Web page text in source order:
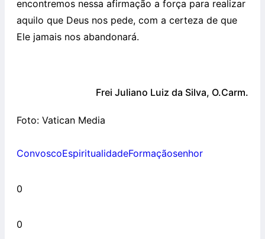
encontremos nessa afirmação a força para realizar
aquilo que Deus nos pede, com a certeza de que
Ele jamais nos abandonará.
Frei Juliano Luiz da Silva, O.Carm.
Foto: Vatican Media
ConvoscoEspiritualidadeFormaçãosenhor
0
0